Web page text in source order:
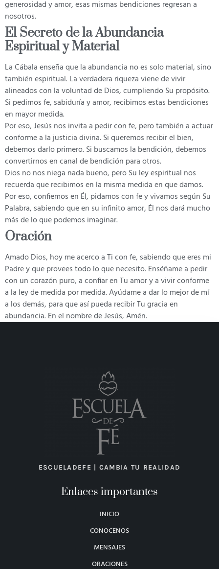
generosidad y amor, esas mismas bendiciones regresan a
nosotros.
El Secreto de la Abundancia
Espiritual y Material
La Cábala enseña que la abundancia no es solo material, sino
también espiritual. La verdadera riqueza viene de vivir
alineados con la voluntad de Dios, cumpliendo Su propósito.
Si pedimos fe, sabiduría y amor, recibimos estas bendiciones
en mayor medida.
Por eso, Jesús nos invita a pedir con fe, pero también a actuar
conforme a la justicia divina. Si queremos recibir el bien,
debemos darlo primero. Si buscamos la bendición, debemos
convertirnos en canal de bendición para otros.
Dios no nos niega nada bueno, pero Su ley espiritual nos
recuerda que recibimos en la misma medida en que damos.
Por eso, confiemos en Él, pidamos con fe y vivamos según Su
Palabra, sabiendo que en su infinito amor, Él nos dará mucho
más de lo que podemos imaginar.
Oración
Amado Dios, hoy me acerco a Ti con fe, sabiendo que eres mi
Padre y que provees todo lo que necesito. Enséñame a pedir
con un corazón puro, a confiar en Tu amor y a vivir conforme
a la ley de medida por medida. Ayúdame a dar lo mejor de mí
a los demás, para que así pueda recibir Tu gracia en
abundancia. En el nombre de Jesús, Amén.
ESCUELADEFE | CAMBIA TU REALIDAD
Enlaces importantes
INICIO
CONOCENOS
MENSAJES
ORACIONES